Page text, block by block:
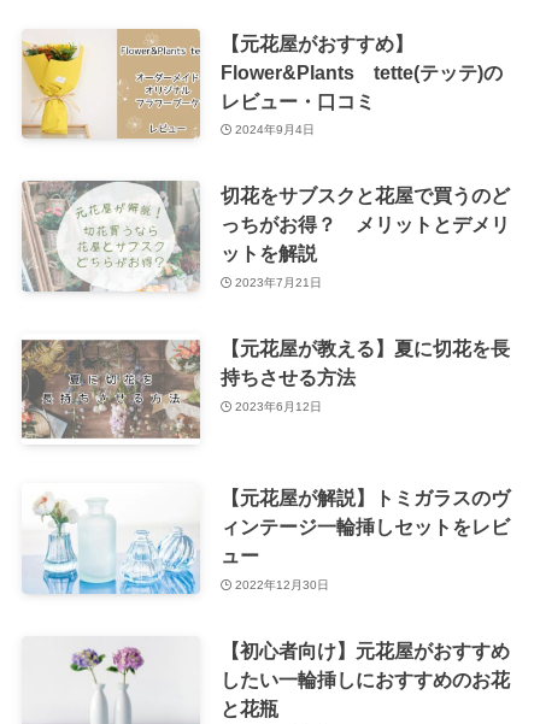
【元花屋がおすすめ】
Flower&Plants tette(テッテ)の
レビュー・口コミ
2024年9月4日
切花をサブスクと花屋で買うのど
っちがお得？ メリットとデメリ
ットを解説
2023年7月21日
【元花屋が教える】夏に切花を長
持ちさせる方法
2023年6月12日
【元花屋が解説】トミガラスのヴ
ィンテージ一輪挿しセットをレビ
ュー
2022年12月30日
【初心者向け】元花屋がおすすめ
したい一輪挿しにおすすめのお花
と花瓶